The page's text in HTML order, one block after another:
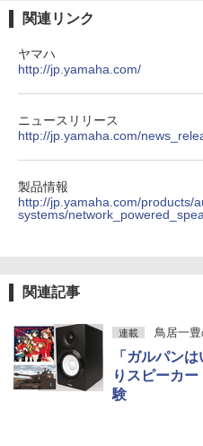
関連リンク
ヤマハ
http://jp.yamaha.com/
ニュースリリース
http://jp.yamaha.com/
製品情報
http://jp.yamaha.com/products/
systems/
関連記事
連載 鳥居一豊
「ガルパン
りスピーカ
験